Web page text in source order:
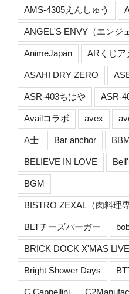
AMS-4305えんしゅう
ANGEL'S ENVY（エンジ
AnimeJapan ARくじア
ASAHI DRY ZERO
ASR-403ちはや ASR-
Availコラボ avex
A士 Bar anchor
BELIEVE IN LOVE
BGM
BISTRO ZEXAL（肉料理
BLTチーズバーガー
BRICK DOCK X'MAS
Bright Shower Days
C.Cappellini